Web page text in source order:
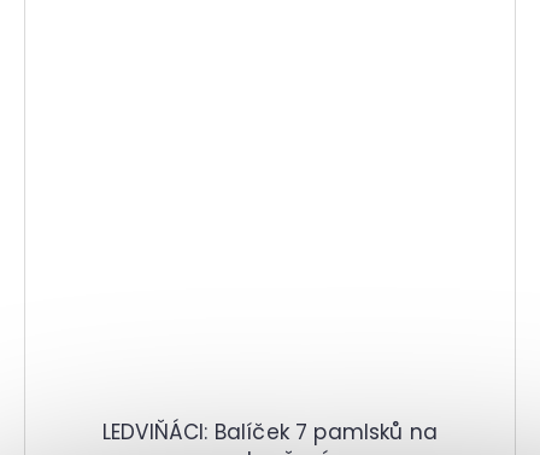
LEDVIŇÁCI: Balíček 7 pamlsků na